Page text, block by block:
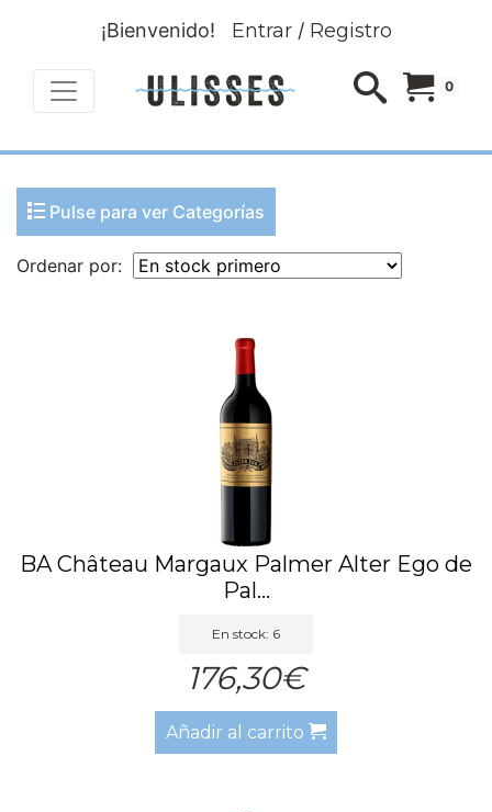
¡Bienvenido! Entrar/ Registro
0
Pulse para ver Categorías
Ordenar por:
BA Château Margaux Palmer Alter Ego de
Pal...
En stock: 6
176,30€
Añadir al carrito